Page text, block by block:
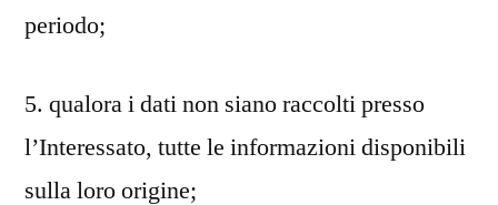
periodo;
5. qualora i dati non siano raccolti presso
l’Interessato, tutte le informazioni disponibili
sulla loro origine;